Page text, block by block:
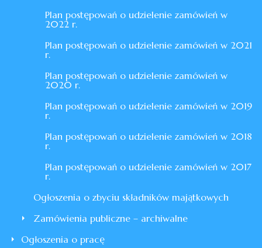
Plan postępowań o udzielenie zamówień w
2022 r.
Plan postępowań o udzielenie zamówień w 2021
r.
Plan postępowań o udzielenie zamówień w
2020 r.
Plan postępowań o udzielenie zamówień w 2019
r.
Plan postępowań o udzielenie zamówień w 2018
r.
Plan postępowań o udzielenie zamówień w 2017
r.
Ogłoszenia o zbyciu składników majątkowych
Zamówienia publiczne – archiwalne
Ogłoszenia o pracę